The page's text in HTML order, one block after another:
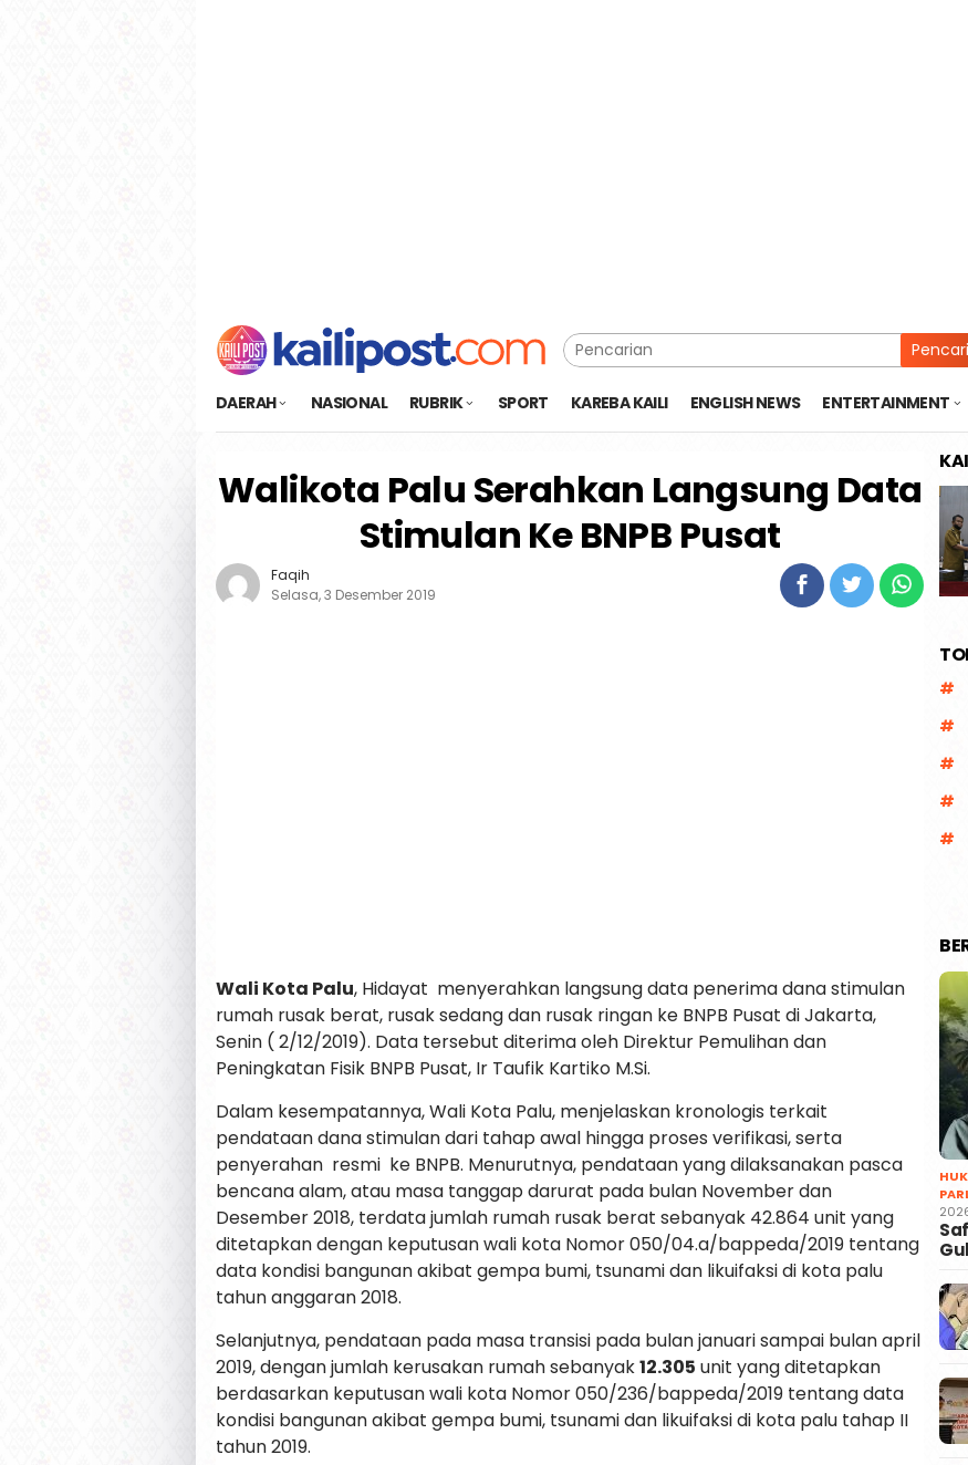
DAERAH NASIONAL RUBRIK SPORT KAREBA KAILI ENGLISH NEWS ENTERTAINMENT
Walikota Palu Serahkan Langsung Data
Stimulan Ke BNPB Pusat
Faqih
Selasa, 3 Desember 2019
Wali Kota Palu, Hidayat menyerahkan langsung data penerima dana stimulan
rumah rusak berat, rusak sedang dan rusak ringan ke BNPB Pusat di Jakarta,
Senin ( 2/12/2019). Data tersebut diterima oleh Direktur Pemulihan dan
Peningkatan Fisik BNPB Pusat, Ir Taufik Kartiko M.Si.
Dalam kesempatannya, Wali Kota Palu, menjelaskan kronologis terkait
pendataan dana stimulan dari tahap awal hingga proses verifikasi, serta
penyerahan resmi ke BNPB. Menurutnya, pendataan yang dilaksanakan pasca
bencana alam, atau masa tanggap darurat pada bulan November dan
Desember 2018, terdata jumlah rumah rusak berat sebanyak 42.864 unit yang
ditetapkan dengan keputusan wali kota Nomor 050/04.a/bappeda/2019 tentang
data kondisi bangunan akibat gempa bumi, tsunami dan likuifaksi di kota palu
tahun anggaran 2018.
Selanjutnya, pendataan pada masa transisi pada bulan januari sampai bulan april
2019, dengan jumlah kerusakan rumah sebanyak12.305 unit yang ditetapkan
berdasarkan keputusan wali kota Nomor 050/236/bappeda/2019 tentang data
kondisi bangunan akibat gempa bumi, tsunami dan likuifaksi di kota palu tahap II
tahun 2019.